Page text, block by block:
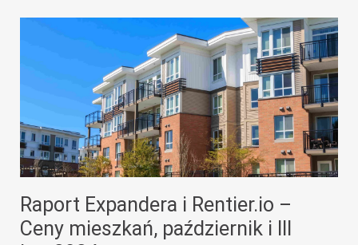
Raport Expandera i Rentier.io –
Ceny mieszkań, październik i III